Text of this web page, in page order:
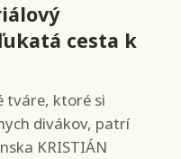
cesta k
tváre, ktoré si
divákov, patrí
KRISTIÁN